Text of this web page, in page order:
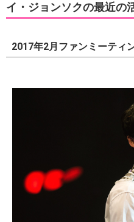
イ・ジョンソクの最近の
2017年2月ファンミーティ